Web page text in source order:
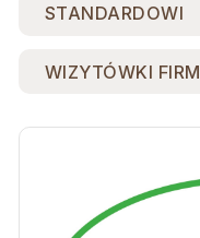
STANDARDOWI
WIZYTÓWKI FIRM